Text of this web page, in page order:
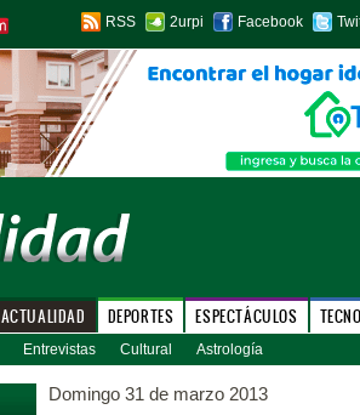
RSS 2urpi Facebook
ACTUALIDAD DEPORTES ESPECTÁCULOS
Entrevistas Cultural Astrología
Domingo 31 de marzo 2013